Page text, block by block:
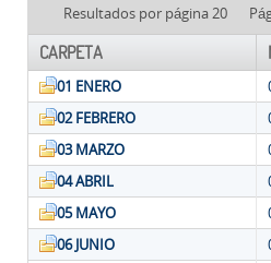
Resultados por página 20
CARPETA
01 ENERO
02 FEBRERO
03 MARZO
04 ABRIL
05 MAYO
06 JUNIO